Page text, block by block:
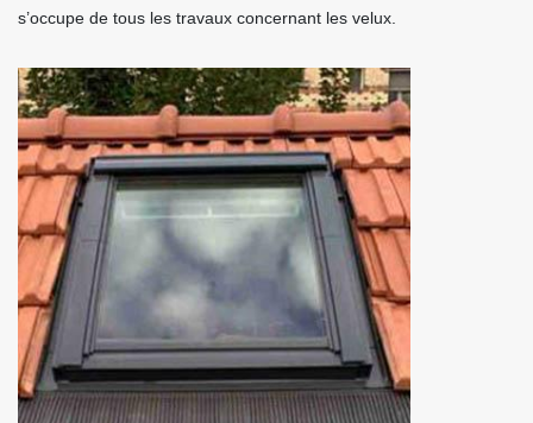
s’occupe de tous les travaux concernant les velux.